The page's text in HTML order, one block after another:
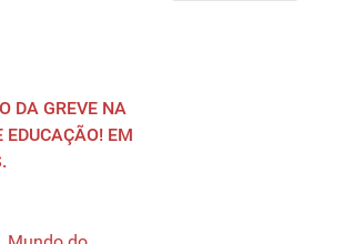
DA GREVE NA
EDUCAÇÃO! EM